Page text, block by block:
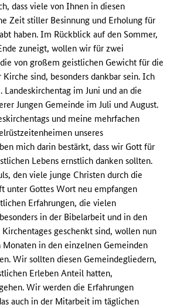
dass viele von Ihnen in diesen
Zeit stiller Besinnung und Erholung für
haben. Im Rückblick auf den Sommer,
zuneigt, wollen wir für zwei
von großem geistlichen Gewicht für die
Kirche sind, besonders dankbar sein. Ich
Landeskirchentag im Juni und an die
Jungen Gemeinde im Juli und August.
und meine mehrfachen
unseres
mich darin bestärkt, dass wir Gott für
Lebens ernstlich danken sollten.
den viele junge Christen durch die
unter Gottes Wort neu empfangen
Erfahrungen, die vielen
in der Bibelarbeit und in den
geschenkt sind, wollen nun
in den einzelnen Gemeinden
Wir sollten diesen Gemeindegliedern,
Erleben Anteil hatten,
Wir werden die Erfahrungen
auch in der Mitarbeit im täglichen